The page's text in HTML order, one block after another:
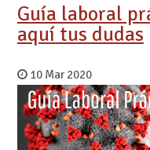
Guía laboral
aquí tus dudas
10 Mar 2020